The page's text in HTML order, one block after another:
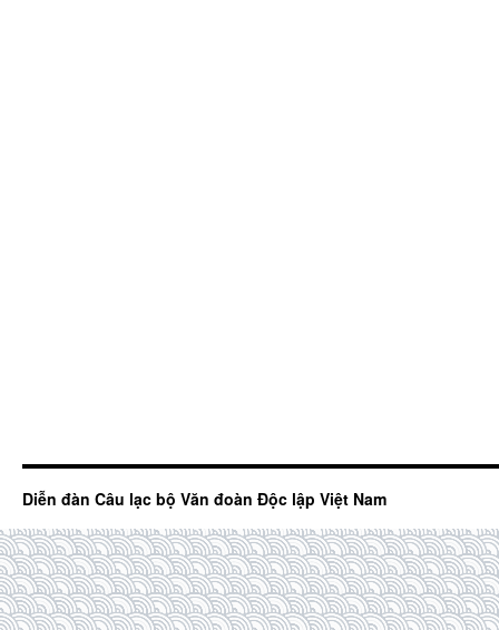
Diễn đàn Câu lạc bộ Văn đoàn Độc lập Việt Nam